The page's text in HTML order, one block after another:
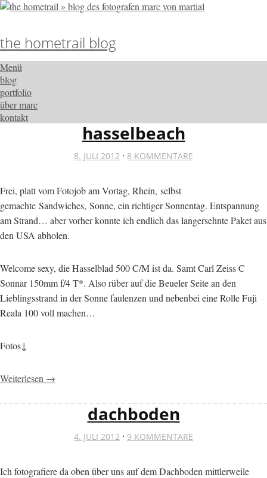
the hometrail blog
Menü
blog
portfolio
über marc
kontakt
hasselbeach
8. JULI 2012 · 8 KOMMENTARE
Frei, platt vom Fotojob am Vortag, Rhein, selbst
gemachte Sandwiches, Sonne, ein richtiger Sonnentag. Entspannung
am Strand… aber vorher konnte ich endlich das langersehnte Paket aus
den USA abholen.
Welcome sexy, die Hasselblad 500 C/M ist da. Samt Carl Zeiss C
Sonnar 150mm f/4 T*. Also rüber auf die Beueler Seite an den
Lieblingsstrand in der Sonne faulenzen und nebenbei eine Rolle Fuji
Reala 100 voll machen…
Fotos↓
Weiterlesen →
dachboden
4. JULI 2012 · 9 KOMMENTARE
Ich fotografiere da oben über uns auf dem Dachboden mittlerweile